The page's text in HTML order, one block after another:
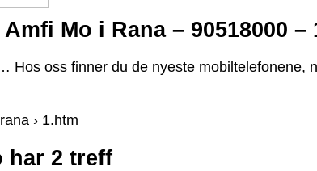
Mo i Rana – 90518000 –
Hos oss finner du de nyeste mobiltelefonene,
› 1.htm
har 2 treff